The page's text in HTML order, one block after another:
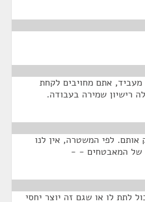
מעביד, אתם מחויבים לקחת
רישיון שמירה בעבודה.
אותם. לפי המשטרה, אין לנו
של המאבטחים - -
לתת לו או שגם זה יוצר יחסי